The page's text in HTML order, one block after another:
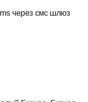
через смс шлюз